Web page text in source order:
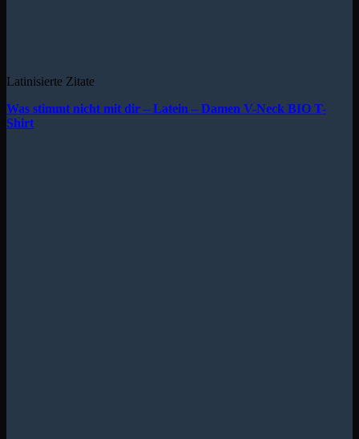
Latinisierte Zitate
Was stimmt nicht mit dir – Latein – Damen V-Neck BIO T-
Shirt